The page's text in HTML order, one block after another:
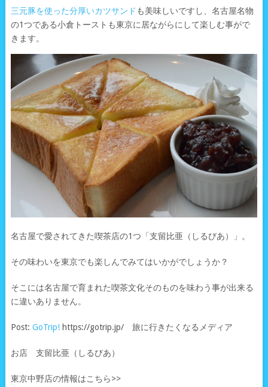
三元豚を使った分厚いカツサンド も美味しいですし、名古屋名物
の1つである小倉トーストも東京に居ながらにして楽しむ事がで
きます。
名古屋で愛されてきた喫茶店の1つ「支留比亜（しるびあ）」。
その味わいを東京でも楽しんでみてはいかがでしょうか？
そこには名古屋で育まれた喫茶文化そのものを味わう事が出来る
に違いありません。
Post: GoTrip!https://gotrip.jp/ 旅に行きたくなるメディア
お店 支留比亜（しるびあ）
東京中野店の情報はこちら>>